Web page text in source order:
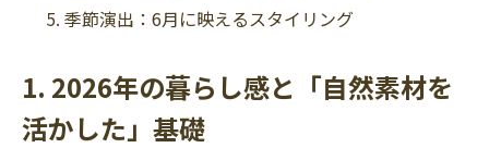
季節演出：6月に映えるスタイリング
1. 2026年の暮らし感と「自然素材を
活かした」基礎